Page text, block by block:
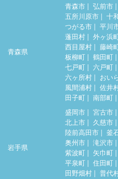
青森県
青森市 弘前市
五所川原市
十
つがる市
平川
蓬田村
外ヶ浜
西目屋村
藤崎
板柳町
鶴田町
七戸町
六戸町
六ヶ所村
おい
風間浦村
佐井
田子町
南部町
岩手県
盛岡市 宮古市
北上市
久慈市
陸前高田市
釜
奥州市
滝沢市
紫波町
矢巾町
平泉町
住田町
田野畑村
普代